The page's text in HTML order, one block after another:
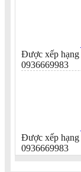
Được xếp hạng
0936669983
Được xếp hạng
0936669983